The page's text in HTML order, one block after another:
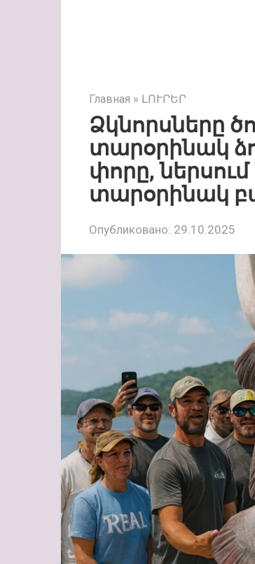
Главная » ԼՈՒՐԵՐ
Ձկնորսները
տարօրինակ
փորը,
տարօրինակ
Опубликовано: 29.10.2025